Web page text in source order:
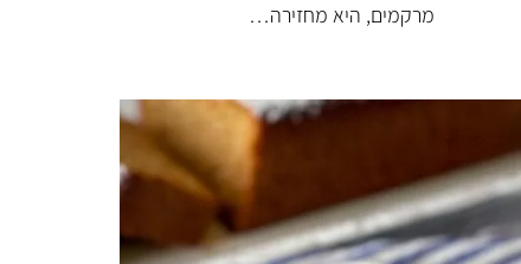
מרקמים, היא מחזירה…